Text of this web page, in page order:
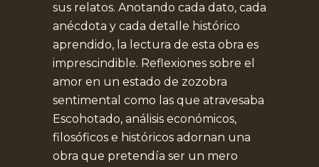
sus relatos. Anotando cada dato, cada
anécdota y cada detalle histórico
aprendido, la lectura de esta obra es
imprescindible. Reflexiones sobre el
amor en un estado de zozobra
sentimental como las que atravesaba
Escohotado, análisis económicos,
filosóficos e históricos adornan una
obra que pretendía ser un mero